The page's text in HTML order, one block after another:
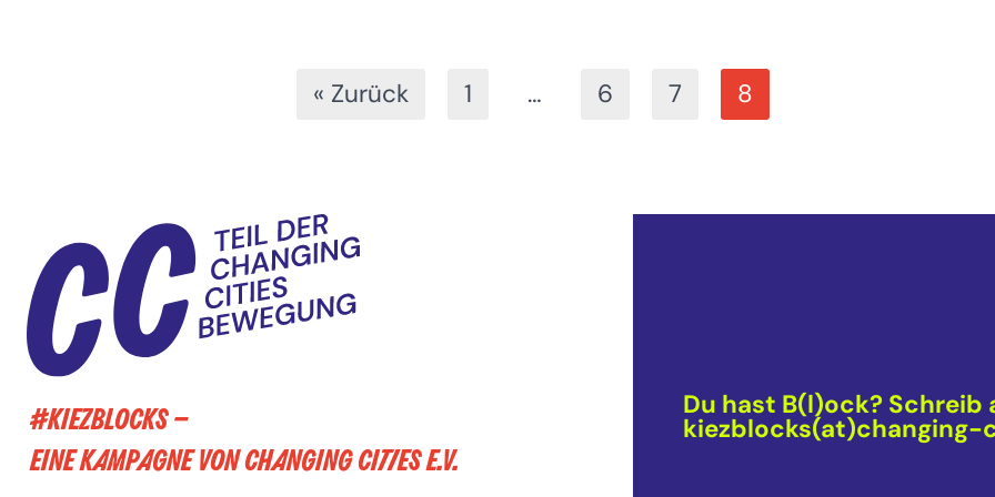
« Zurück 1 … 6 7 8
#KIEZBLOCKS –
EINE KAMPAGNE VON CHANGING CITIES E.V.
Du hast B(l)ock? Schreib
kiezblocks(at)changing-